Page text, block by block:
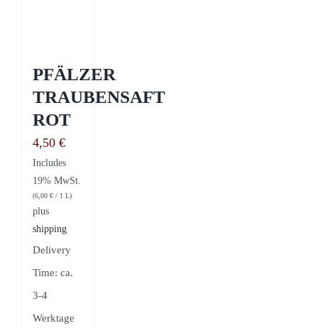
PFÄLZER
TRAUBENSAFT
ROT
4,50 €
Includes
19% MwSt.
(6,00 € / 1 L)
plus
shipping
Delivery
Time: ca.
3-4
Werktage